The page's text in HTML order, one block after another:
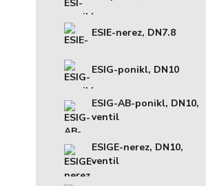
ESIE-nerez, DN7.8
ESIG-ponikl, DN10
ESIG-AB-ponikl, DN10,
ventil
ESIGE-nerez, DN10,
ventil